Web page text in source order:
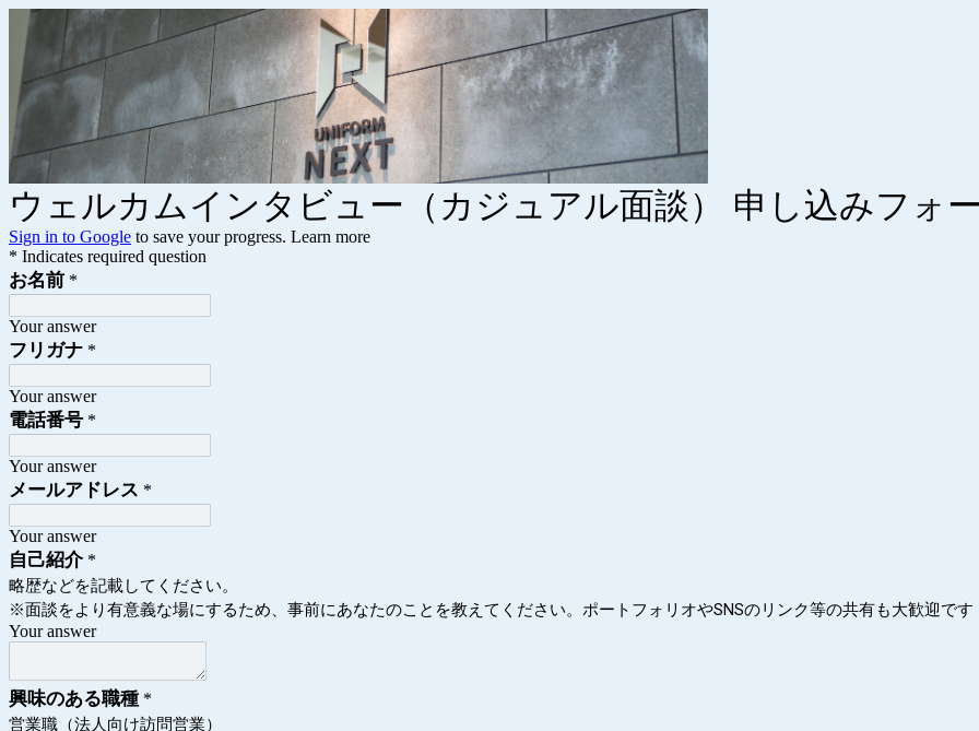
ウェルカムインタビュー（カジュアル面談） 申し込みフォ
Sign in to Google to save your progress. Learn more
* Indicates required question
お名前 *
Your answer
フリガナ *
Your answer
電話番号 *
Your answer
メールアドレス *
Your answer
自己紹介*
略歴などを記載してください。
※面談をより有意義な場にするため、事前にあなたのことを教えてください。ポートフォリオやSNSのリンク等の共有も大歓迎です
Your answer
興味のある職種 *
営業職（法人向け訪問営業）